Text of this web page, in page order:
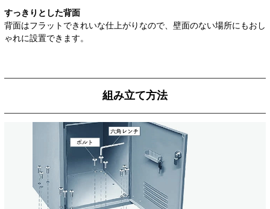
すっきりとした背面
背面はフラットできれいな仕上がりなので、壁面のない場所にもおし
ゃれに設置できます。
組み立て方法